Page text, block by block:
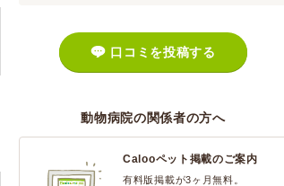
口コミを投稿する
動物病院の関係者の方へ
Calooペット掲載のご案内
有料版掲載が3ヶ月無料。